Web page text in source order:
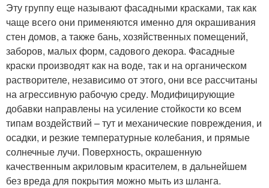
Эту группу еще называют фасадными красками, так как
чаще всего они применяются именно для окрашивания
стен домов, а также бань, хозяйственных помещений,
заборов, малых форм, садового декора. Фасадные
краски производят как на воде, так и на органическом
растворителе, независимо от этого, они все рассчитаны
на агрессивную рабочую среду. Модифицирующие
добавки направлены на усиление стойкости ко всем
типам воздействий – тут и механические повреждения, и
осадки, и резкие температурные колебания, и прямые
солнечные лучи. Поверхность, окрашенную
качественным акриловым красителем, в дальнейшем
без вреда для покрытия можно мыть из шланга.